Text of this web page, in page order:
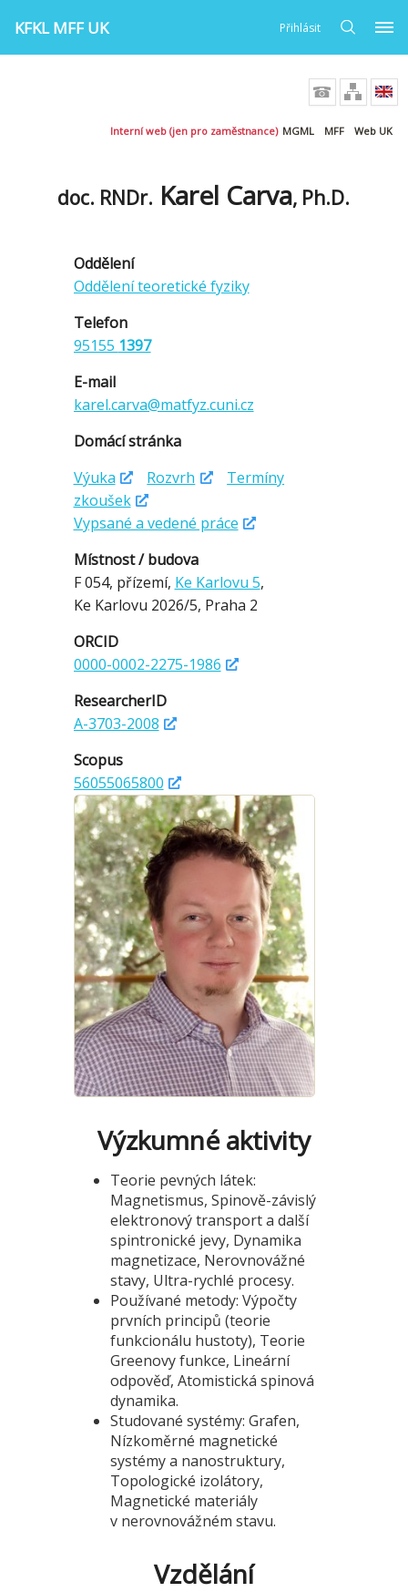
KFKL MFF UK Přihlásit
Interní web (jen pro zaměstnance) MGML MFF Web UK
doc. RNDr. Karel Carva, Ph.D.
Oddělení
Oddělení teoretické fyziky
Telefon
95155 1397
E-mail
karel.carva@matfyz.cuni.cz
Domácí stránka
Výuka
Rozvrh
Termíny
zkoušek
Vypsané a vedené práce
Místnost / budova
F 054, přízemí, Ke Karlovu 5,
Ke Karlovu 2026/5, Praha 2
ORCID
0000-0002-2275-1986
ResearcherID
A-3703-2008
Scopus
56055065800
Výzkumné aktivity
Teorie pevných látek:
Magnetismus, Spinově-závislý
elektronový transport a další
spintronické jevy, Dynamika
magnetizace, Nerovnovážné
stavy, Ultra-rychlé procesy.
Používané metody: Výpočty
prvních principů (teorie
funkcionálu hustoty), Teorie
Greenovy funkce, Lineární
odpověď, Atomistická spinová
dynamika.
Studované systémy: Grafen,
Nízkoměrné magnetické
systémy a nanostruktury,
Topologické izolátory,
Magnetické materiály
v nerovnovážném stavu.
Vzdělání